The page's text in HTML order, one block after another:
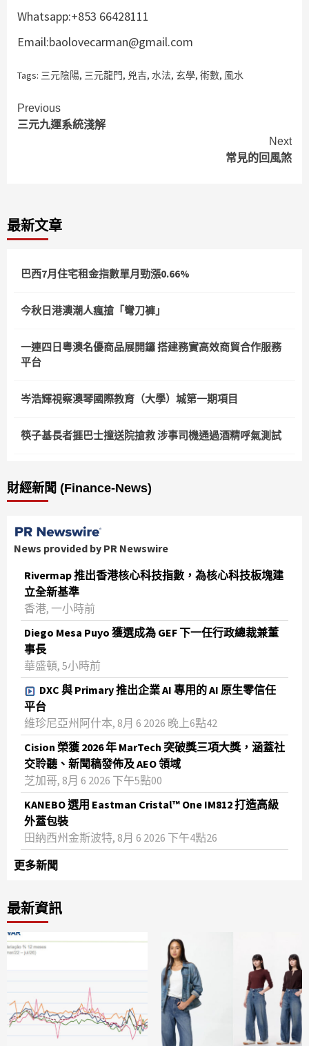
Whatsapp:+853 66428111
Email:baolovecarman@gmail.com
Tags: 三元陰陽, 三元龍門, 兇吉, 水法, 玄學, 術數, 風水
Continue
Reading
Previous
三元九運系統淺解
Next
常見的回風煞
最新文章
巴西7月住宅租金指數單月勁漲0.66%
今秋日港澳潮人瘋搶「彎刀褲」
一連四日粵澳名優商品展開鑼 搭建務實高效商貿合作服務
平台
岑浩輝視察澳琴國際教育（大學）城第一期項目
筷子基長者捱巴士撞送院搶救 涉事司機通過酒精呼氣測試
財經新聞 (Finance-News)
News provided by PR Newswire
Rivermap 推出香港核心科技指數，為核心科技板塊建
立全新基準
香港, 一小時前
Diego Mesa Puyo 獲選成為 GEF 下一任行政總裁兼董
事長
華盛頓, 5小時前
DXC 與 Primary 推出企業 AI 專用的 AI 原生零信任
平台
維珍尼亞州阿什本, 8月 6 2026 晚上6點42
Cision 榮獲 2026 年 MarTech 突破獎三項大獎，涵蓋社
交聆聽、新聞稿發佈及 AEO 領域
芝加哥, 8月 6 2026 下午5點00
KANEBO 選用 Eastman Cristal™ One IM812 打造高級
外蓋包裝
田納西州金斯波特, 8月 6 2026 下午4點26
更多新聞
最新資訊